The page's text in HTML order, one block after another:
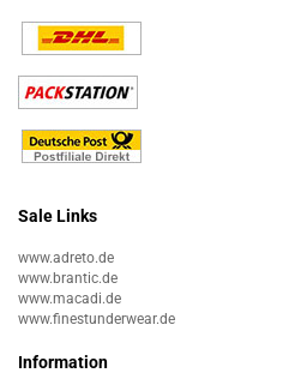
Sale Links
www.adreto.de
www.brantic.de
www.macadi.de
www.finestunderwear.de
Information